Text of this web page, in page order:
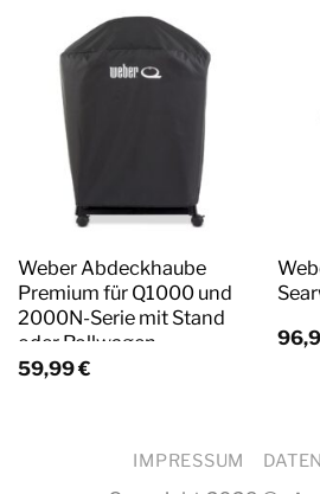
Weber Abdeckhaube
Premium für Q1000 und
2000N-Serie mit Stand
oder Rollwagen
59,99€
IMPRESSUM